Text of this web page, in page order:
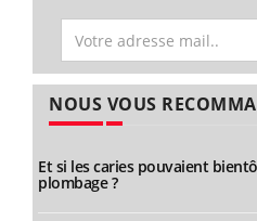
NOUS VOUS
Et si les caries pouvaient
plombage ?